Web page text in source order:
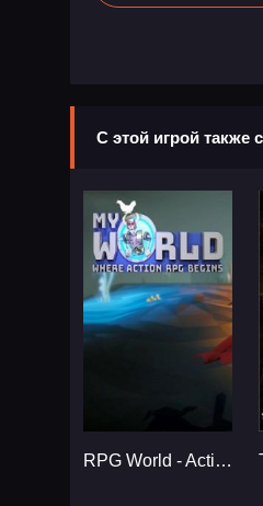
С этой игрой также
RPG World - Action RPG Maker...